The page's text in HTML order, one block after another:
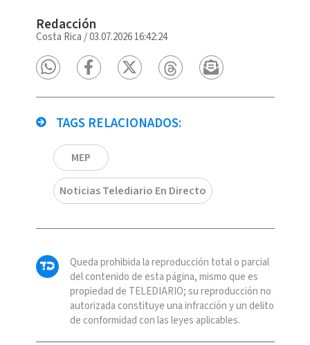
Redacción
Costa Rica /03.07.2026 16:42:24
TAGS RELACIONADOS:
MEP
Noticias Telediario En Directo
Queda prohibida la reproducción total o parcial
del contenido de esta página, mismo que es
propiedad de TELEDIARIO; su reproducción no
autorizada constituye una infracción y un delito
de conformidad con las leyes aplicables.